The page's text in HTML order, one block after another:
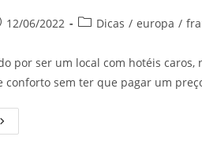
12/06/2022
Categoria
post:
Dicas / europa /
por ser um local com hotéis
sem ter que pagar um
Melhores